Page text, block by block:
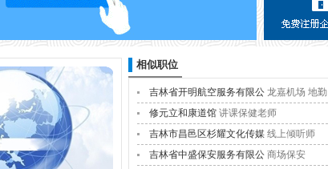
相似职位
吉林省开明航空服务有限公 龙嘉机场 地勤
修元立和康道馆 讲课保健老师
吉林市昌邑区杉耀文化传媒 线上倾听师
吉林省中盛保安服务有限公 商场保安